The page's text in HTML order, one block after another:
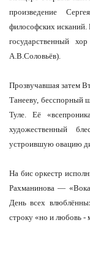
произведение
философских исканий.
государственный
А.В.Соловьёв).
Прозвучавшая затем
Танееву, бесспорный
Туле. Её
художественный
устроившую овацию
На бис оркестр
Рахманинова —
День всех
строку «но и любовь -